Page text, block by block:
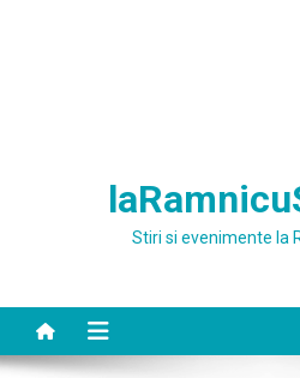
Stiri si evenimente la